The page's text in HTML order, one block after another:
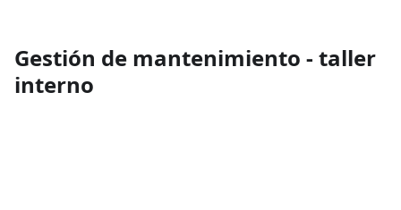
Gestión de mantenimiento - taller
interno